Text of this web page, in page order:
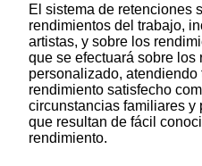
El sistema de retenciones
rendimientos del trabajo,
artistas, y sobre los
que se efectuará sobre
personalizado, atendiendo
rendimiento satisfecho
circunstancias familiares y
que resultan de fácil
rendimiento.